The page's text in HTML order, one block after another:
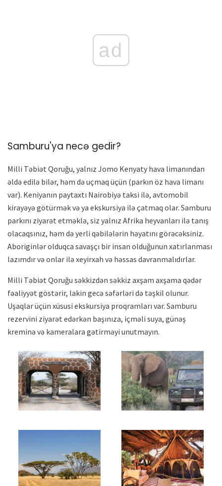
ad
Samburu'ya necə gedir?
Milli Təbiət Qoruğu, yalnız Jomo Kenyaty hava limanından
əldə edilə bilər, həm də uçmaq üçün (parkın öz hava limanı
var). Keniyanın paytaxtı Nairobiyə taksi ilə, avtomobil
kirayəyə götürmək və ya ekskursiya ilə çatmaq olar. Samburu
parkını ziyarət etməklə, siz yalnız Afrika heyvanları ilə tanış
olacaqsınız, həm də yerli qəbilələrin həyatını görəcəksiniz.
Aboriginlər olduqca savaşçı bir insan olduğunun xatırlanması
lazımdır və onlar ilə xeyirxah və həssas davranmalıdırlar.
Milli Təbiət Qoruğu səkkizdən səkkiz axşam axşama qədər
fəaliyyət göstərir, lakin gecə səfərləri də təşkil olunur.
Uşaqlar üçün xüsusi ekskursiya proqramları var. Samburu
rezervini ziyarət edərkən başınıza, içməli suya, günəş
kreminə və kameralara gətirməyi unutmayın.